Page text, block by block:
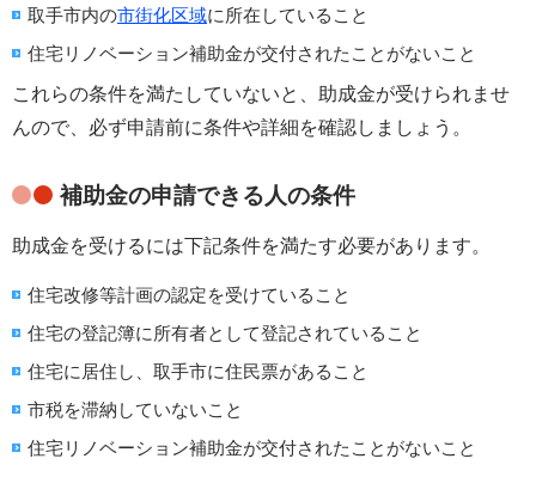
取手市内の市街化区域に所在していること
住宅リノベーション補助金が交付されたことがないこと
これらの条件を満たしていないと、助成金が受けられませ
んので、必ず申請前に条件や詳細を確認しましょう。
補助金の申請できる人の条件
助成金を受けるには下記条件を満たす必要があります。
住宅改修等計画の認定を受けていること
住宅の登記簿に所有者として登記されていること
住宅に居住し、取手市に住民票があること
市税を滞納していないこと
住宅リノベーション補助金が交付されたことがないこと